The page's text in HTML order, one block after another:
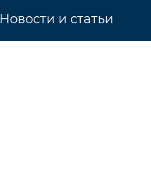
Новости и статьи